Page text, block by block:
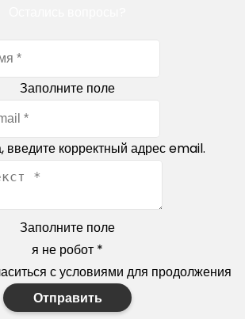
Заполните поле
введите корректный адрес email.
Заполните поле
я не робот *
с условиями для продолжения
Отправить